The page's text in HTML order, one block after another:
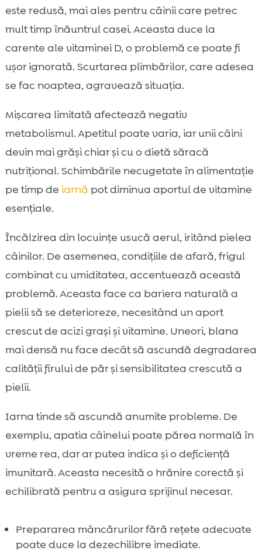
este redusă, mai ales pentru câinii care petrec
mult timp înăuntrul casei. Aceasta duce la
carente ale vitaminei D, o problemă ce poate fi
ușor ignorată. Scurtarea plimbărilor, care adesea
se fac noaptea, agravează situația.
Mișcarea limitată afectează negativ
metabolismul. Apetitul poate varia, iar unii câini
devin mai grăși chiar și cu o dietă săracă
nutrițional. Schimbările necugetate în alimentație
pe timp de iarnă pot diminua aportul de vitamine
esențiale.
Încălzirea din locuințe usucă aerul, iritând pielea
câinilor. De asemenea, condițiile de afară, frigul
combinat cu umiditatea, accentuează această
problemă. Aceasta face ca bariera naturală a
pielii să se deterioreze, necesitând un aport
crescut de acizi grași și vitamine. Uneori, blana
mai densă nu face decât să ascundă degradarea
calității firului de păr și sensibilitatea crescută a
pielii.
Iarna tinde să ascundă anumite probleme. De
exemplu, apatia câinelui poate părea normală în
vreme rea, dar ar putea indica și o deficiență
imunitară. Aceasta necesită o hrănire corectă și
echilibrată pentru a asigura sprijinul necesar.
Prepararea mâncărurilor fără rețete adecvate
poate duce la dezechilibre imediate.